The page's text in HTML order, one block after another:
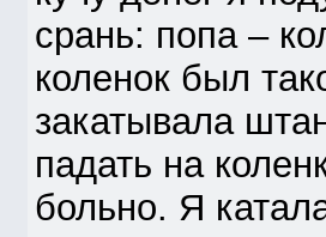
срань: попа –
коленок был
закатывала
падать на
больно. Я